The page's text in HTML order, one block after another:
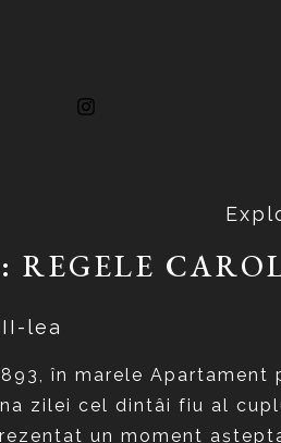
REGELE
lea
în marele
zilei cel dintâi fiu al
un moment